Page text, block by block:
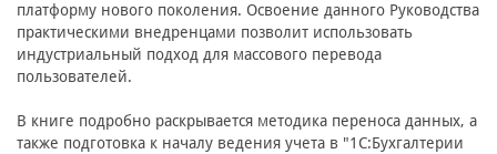
платформу нового поколения. Освоение данного Руководства
практическими внедренцами позволит использовать
индустриальный подход для массового перевода
пользователей.
В книге подробно раскрывается методика переноса данных, а
также подготовка к началу ведения учета в "1С:Бухгалтерии